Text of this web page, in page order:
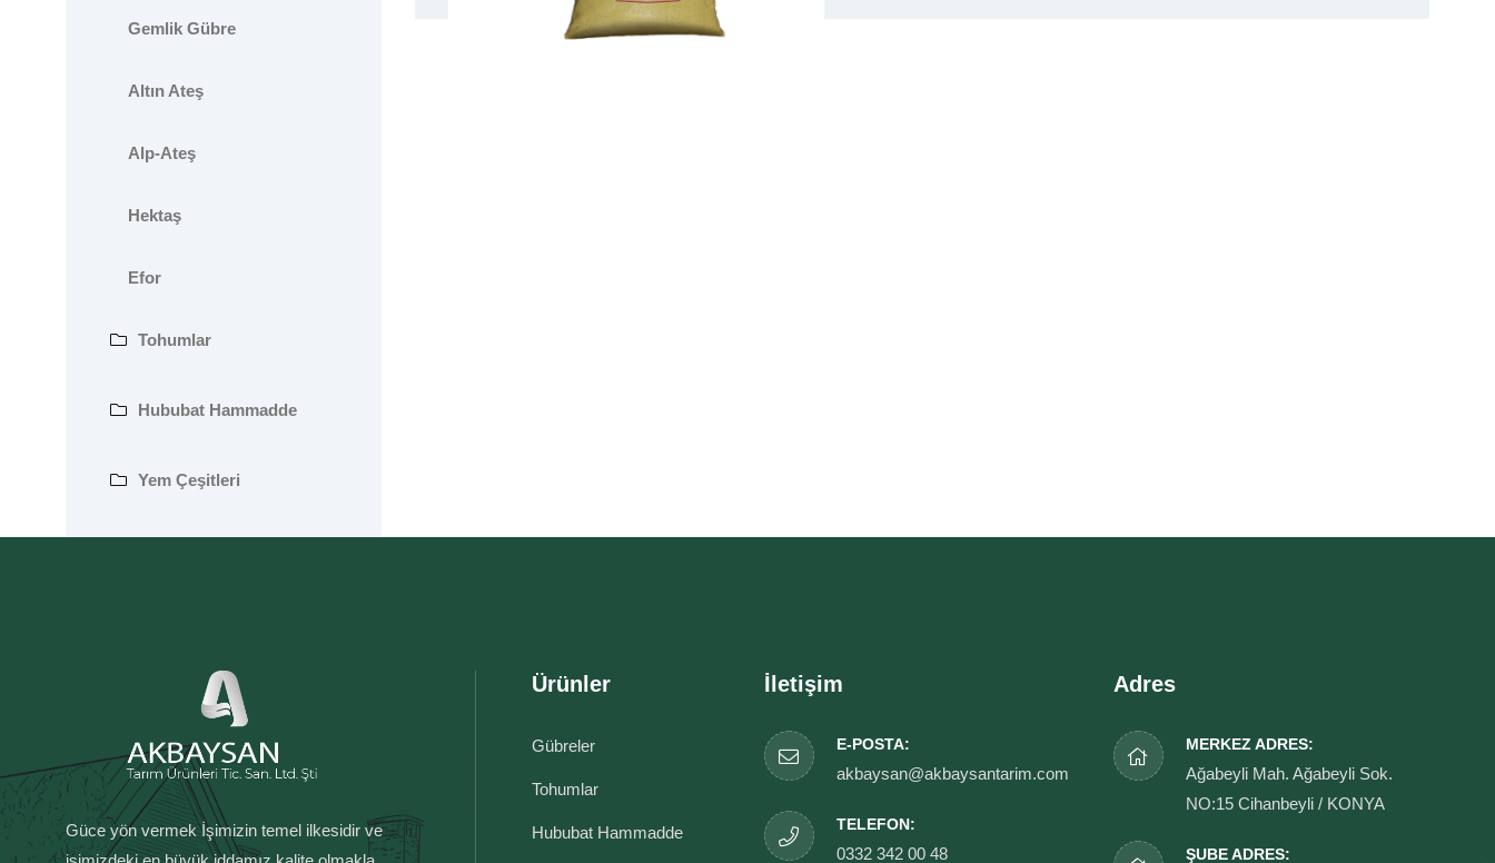
Gemlik Gübre
Altın Ateş
Alp-Ateş
Hektaş
Efor
Tohumlar
Hububat Hammadde
Yem Çeşitleri
Güce yön vermek İşimizin temel ilkesidir ve
Ürünler
Gübreler
Tohumlar
Hububat Hammadde
İletişim
E-POSTA:
akbaysan@akbaysantarim.com
TELEFON:
0332 342 00 48
Adres
MERKEZ ADRES:
Ağabeyli Mah. Ağabeyli Sok.
NO:15 Cihanbeyli / KONYA
ŞUBE ADRES: